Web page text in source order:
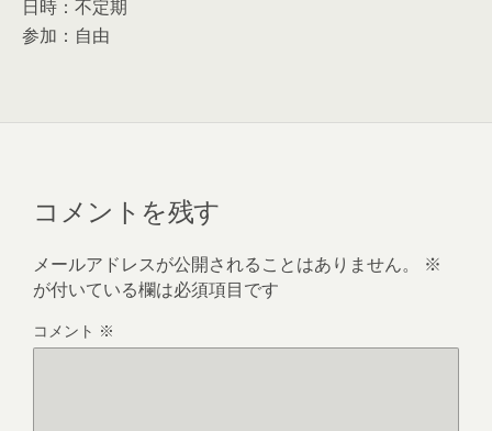
日時：不定期
参加：自由
コメントを残す
メールアドレスが公開されることはありません。
※
が付いている欄は必須項目です
コメント ※